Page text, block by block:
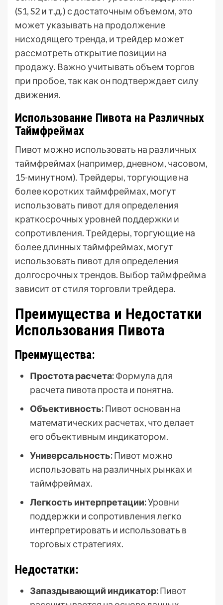
(S1, S2 и т.д.) с достаточным объемом, это
может указывать на продолжение
нисходящего тренда, и трейдер может
рассмотреть открытие позиции на
продажу. Важно учитывать объем торгов
при пробое, так как он подтверждает силу
движения.
Использование Пивота на Различных
Таймфреймах
Пивот можно использовать на различных
таймфреймах (например, дневном, часовом,
15-минутном). Трейдеры, торгующие на
более коротких таймфреймах, могут
использовать пивот для определения
краткосрочных уровней поддержки и
сопротивления. Трейдеры, торгующие на
более длинных таймфреймах, могут
использовать пивот для определения
долгосрочных трендов. Выбор таймфрейма
зависит от стиля торговли трейдера.
Преимущества и Недостатки
Использования Пивота
Преимущества:
Простота расчета:Формула для
расчета пивота проста и понятна.
Объективность:Пивот основан на
математических расчетах, что делает
его объективным индикатором.
Универсальность:Пивот можно
использовать на различных рынках и
таймфреймах.
Легкость интерпретации:Уровни
поддержки и сопротивления легко
интерпретировать и использовать в
торговых стратегиях.
Недостатки:
Запаздывающий индикатор:Пивот